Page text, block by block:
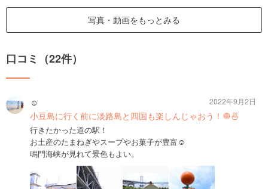
写真・動画をもっとみる
口コミ（22件）
︎︎︎︎︎☺︎
小豆島に行く前に淡路島と四国も楽しんじゃおう！🧅🍜
行きたかった道の駅！
お土産のたまねぎやスープやお菓子が豊富︎︎☺︎
鳴門海峡が見れて景色もよい。
2022年9月2日